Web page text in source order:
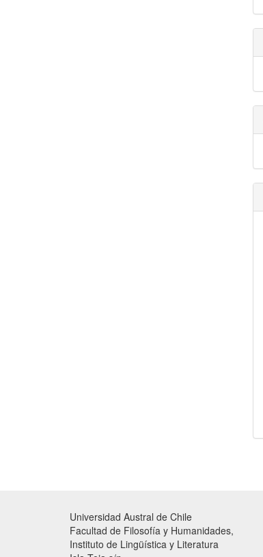
Universidad Austral de Chile
Facultad de Filosofía y Humanidades,
Instituto de Lingüística y Literatura